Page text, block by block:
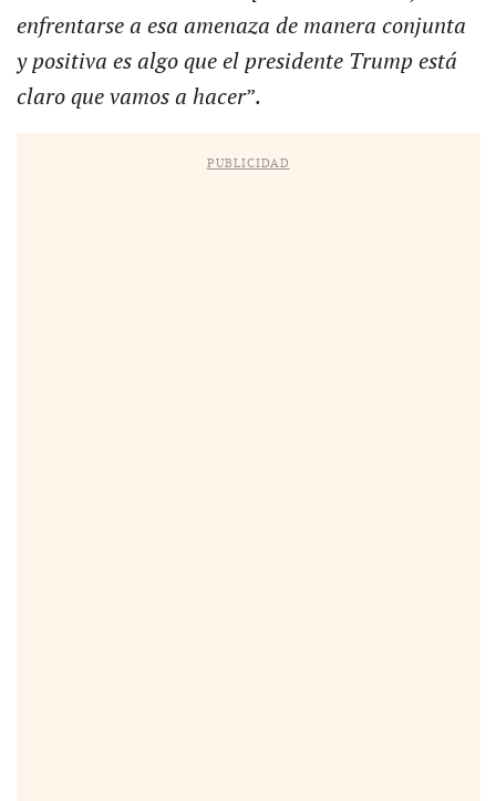
enfrentarse a esa amenaza de manera conjunta
y positiva es algo que el presidente Trump está
claro que vamos a hacer”.
PUBLICIDAD